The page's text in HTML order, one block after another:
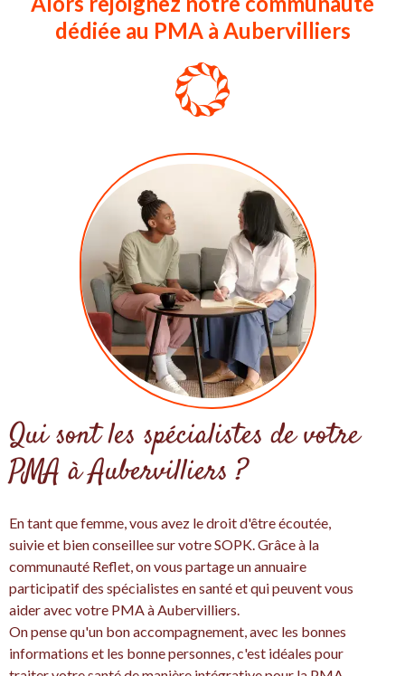
dédiée au PMA à Aubervilliers
Qui sont les spécialistes de votre
PMA à Aubervilliers ?
En tant que femme, vous avez le droit d'être écoutée,
suivie et bien conseillee sur votre SOPK. Grâce à la
communauté Reflet, on vous partage un annuaire
participatif des spécialistes en santé et qui peuvent vous
aider avec votre PMA à Aubervilliers.
On pense qu'un bon accompagnement, avec les bonnes
informations et les bonne personnes, c'est idéales pour